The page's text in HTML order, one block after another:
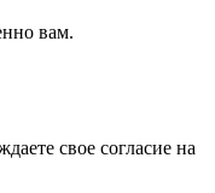
вам.
свое согласие на